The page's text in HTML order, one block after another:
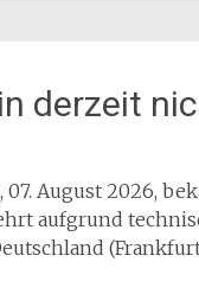
derzeit
07. August 2026,
aufgrund